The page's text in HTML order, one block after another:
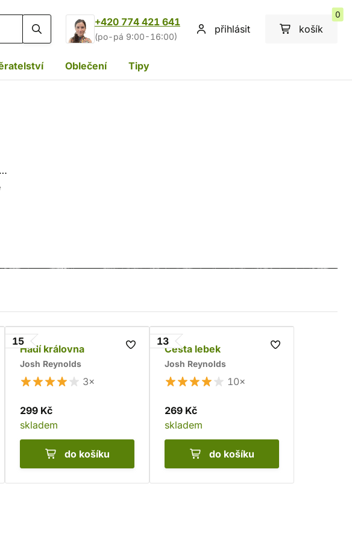
+420 774 421 641
(po-pá 9:00-16:00)
přihlásit košík
0
Oblečení Tipy
15
Hadí královna
Josh Reynolds
3×
299 Kč
skladem
do košíku
13
Cesta lebek
Josh Reynolds
10×
269 Kč
skladem
do košíku